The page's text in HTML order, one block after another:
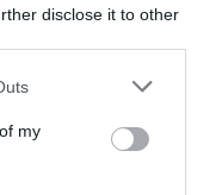
disclose it to other
my